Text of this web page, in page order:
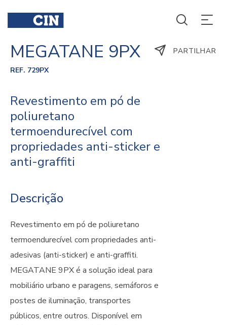
MEGATANE 9PX
REF. 729PX
Revestimento em pó de
poliuretano
termoendurecível com
propriedades anti-sticker e
anti-graffiti
Descrição
Revestimento em pó de poliuretano
termoendurecível com propriedades anti-
adesivas (anti-sticker) e anti-graffiti.
MEGATANE 9PX é a solução ideal para
mobiliário urbano e paragens, semáforos e
postes de iluminação, transportes
públicos, entre outros. Disponível em
PARTILHAR